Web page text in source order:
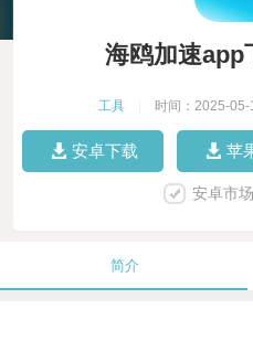
海鸥加速app
工具 时间：2025-05-
安卓下载 苹
安卓市
简介